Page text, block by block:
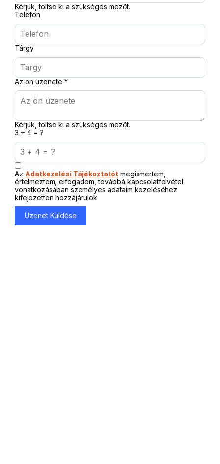
Kérjük, töltse ki a szükséges mezőt.
Telefon
Tárgy
Az ön üzenete *
Kérjük, töltse ki a szükséges mezőt.
3 + 4 = ?
Az Adatkezelési Tájékoztatót megismertem,
értelmeztem, elfogadom, továbbá kapcsolatfelvétel
vonatkozásában személyes adataim kezeléséhez
kifejezetten hozzájárulok.
Üzenet Küldése